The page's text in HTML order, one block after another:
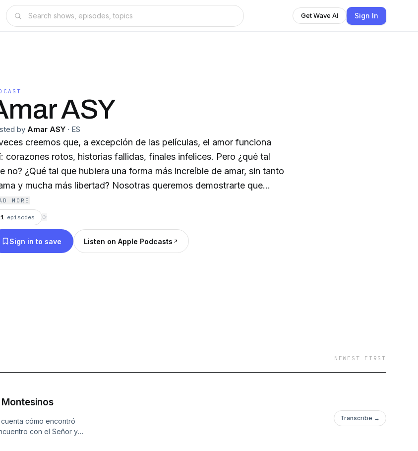
Get Wave AI Sign In
ASY
by Amar ASY · ES
creemos que, a excepción de las películas, el amor funciona
corazones rotos, historias fallidas, finales infelices. Pero ¿qué tal
no? ¿Qué tal que hubiera una forma más increíble de amar, sin tanto
y mucha más libertad? Nosotras queremos demostrarte que
puedes amar así. Y mejor aún, ¡que ya eres amado ASÍ!
MORE
episodes ⟳
Sign in to save Listen on Apple Podcasts
NEWEST FIRST
cómo encontró
con el Señor y
Transcribe →